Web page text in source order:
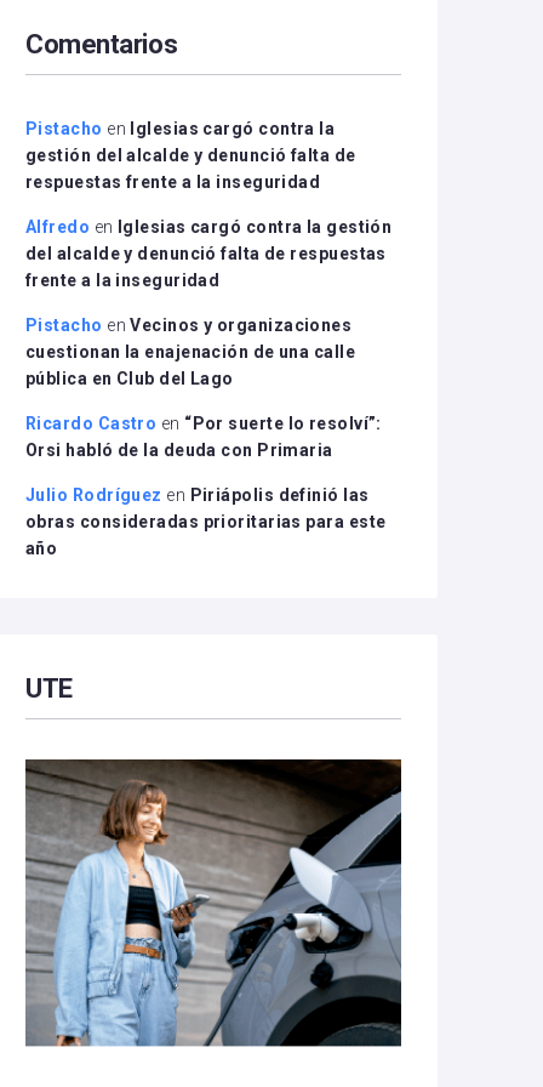
disminuir
el
Comentarios
Pistacho en
Iglesias cargó contra la
gestión del alcalde y denunció falta de
respuestas frente a la inseguridad
Alfredo en
Iglesias cargó contra la gestión
del alcalde y denunció falta de respuestas
frente a la inseguridad
Pistacho enVecinos y organizaciones
cuestionan la enajenación de una calle
pública en Club del Lago
Ricardo Castro en “Por suerte lo resolví”:
Orsi habló de la deuda con Primaria
Julio Rodríguez en Piriápolis definió las
obras consideradas prioritarias para este
año
UTE